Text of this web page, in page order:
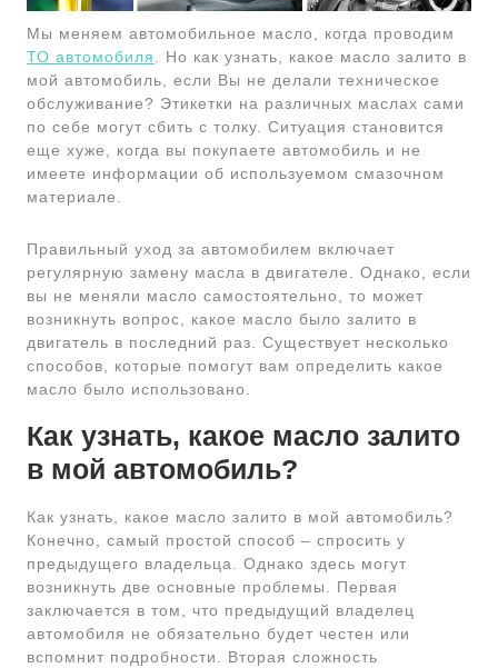
Мы меняем автомобильное масло, когда проводим
ТО автомобиля. Но как узнать, какое масло залито в
мой автомобиль, если Вы не делали техническое
обслуживание? Этикетки на различных маслах сами
по себе могут сбить с толку. Ситуация становится
еще хуже, когда вы покупаете автомобиль и не
имеете информации об используемом смазочном
материале.
Правильный уход за автомобилем включает
регулярную замену масла в двигателе. Однако, если
вы не меняли масло самостоятельно, то может
возникнуть вопрос, какое масло было залито в
двигатель в последний раз. Существует несколько
способов, которые помогут вам определить какое
масло было использовано.
Как узнать, какое масло залито
в мой автомобиль?
Как узнать, какое масло залито в мой автомобиль?
Конечно, самый простой способ – спросить у
предыдущего владельца. Однако здесь могут
возникнуть две основные проблемы. Первая
заключается в том, что предыдущий владелец
автомобиля не обязательно будет честен или
вспомнит подробности. Вторая сложность